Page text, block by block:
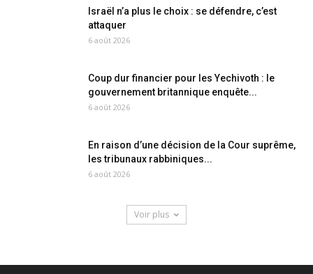
Israël n’a plus le choix : se défendre, c’est
attaquer
6 août 2026
Coup dur financier pour les Yechivoth : le
gouvernement britannique enquête...
6 août 2026
En raison d’une décision de la Cour suprême,
les tribunaux rabbiniques...
6 août 2026
Voir plus